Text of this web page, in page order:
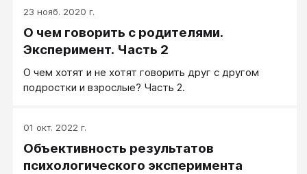
23 нояб. 2020 г.
О чем говорить с родителями.
Эксперимент. Часть 2
О чем хотят и не хотят говорить друг с другом
подростки и взрослые? Часть 2.
01 окт. 2022 г.
Объективность результатов
психологического эксперимента